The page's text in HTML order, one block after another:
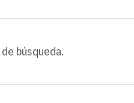
búsqueda.